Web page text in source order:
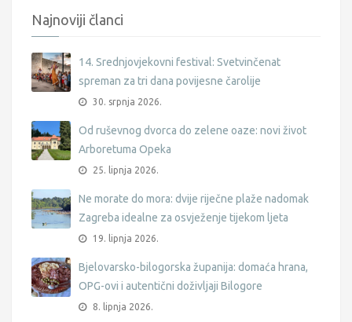
Najnoviji članci
14. Srednjovjekovni festival: Svetvinčenat
spreman za tri dana povijesne čarolije
30. srpnja 2026.
Od ruševnog dvorca do zelene oaze: novi život
Arboretuma Opeka
25. lipnja 2026.
Ne morate do mora: dvije riječne plaže nadomak
Zagreba idealne za osvježenje tijekom ljeta
19. lipnja 2026.
Bjelovarsko-bilogorska županija: domaća hrana,
OPG-ovi i autentični doživljaji Bilogore
8. lipnja 2026.